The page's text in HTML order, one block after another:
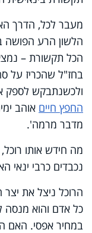
מעבר לכל, הדרך
הלשון הרע הפושה
הכל תקשורת –
בחז"ל שהכריז על
ולכשנתבקש לספק
החפץ חיים אוהב
מדבר מרמה'.
מה חידש אותו
נכבדים כרבי ינאי
הרוכל ניצל את
כל אדם והוא
במחיר אפסי. האם